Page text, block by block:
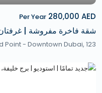
Per Year 280,000 AED
شقة فاخرة مفروشة |
Point - Downtown Dubai, 123,